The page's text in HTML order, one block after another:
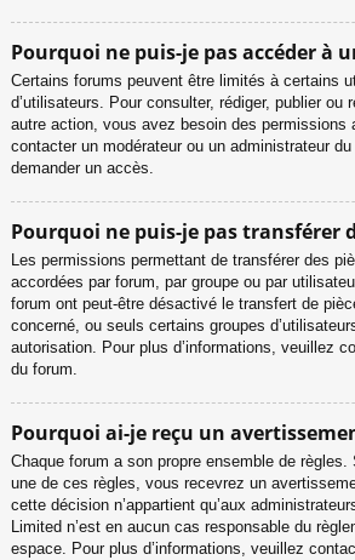
Pourquoi ne puis-je pas accéder à
Certains forums peuvent être limités à certains
d’utilisateurs. Pour consulter, rédiger, publier ou
autre action, vous avez besoin des permissions
contacter un modérateur ou un administrateur
demander un accès.
Pourquoi ne puis-je pas transférer
Les permissions permettant de transférer des
accordées par forum, par groupe ou par
forum ont peut-être désactivé le transfert de
concerné, ou seuls certains groupes
autorisation. Pour plus d’informations, veuillez
du forum.
Pourquoi ai-je reçu un
Chaque forum a son propre ensemble de
une de ces règles, vous recevrez un
cette décision n’appartient qu’aux
Limited n’est en aucun cas responsable du
espace. Pour plus d’informations, veuillez